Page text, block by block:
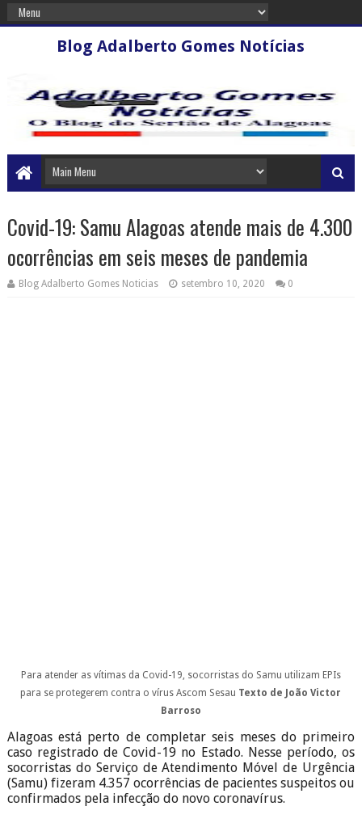
Blog Adalberto Gomes Notícias
Covid-19: Samu Alagoas atende mais de 4.300
ocorrências em seis meses de pandemia
Blog Adalberto Gomes Noticias setembro 10, 2020 0
Para atender as vítimas da Covid-19, socorristas do Samu utilizam EPIs
para se protegerem contra o vírus Ascom Sesau Texto de João Victor
Barroso
Alagoas está perto de completar seis meses do primeiro
caso registrado de Covid-19 no Estado. Nesse período, os
socorristas do Serviço de Atendimento Móvel de Urgência
(Samu) fizeram 4.357 ocorrências de pacientes suspeitos ou
confirmados pela infecção do novo coronavírus.